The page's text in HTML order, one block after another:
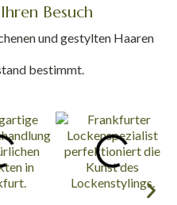
Besuch
und gestylten Haaren
bestimmt.